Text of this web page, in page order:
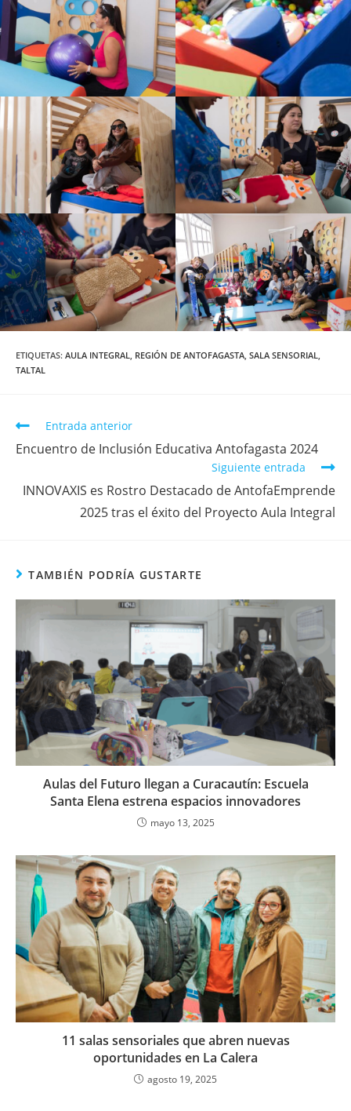
ETIQUETAS: AULA INTEGRAL REGIÓN DE ANTOFAGASTA SALA SENSORIAL
TALTAL
Entrada anterior
Encuentro de Inclusión Educativa Antofagasta 2024
Siguiente entrada
INNOVAXIS es Rostro Destacado de AntofaEmprende
2025 tras el éxito del Proyecto Aula Integral
TAMBIÉN PODRÍA GUSTARTE
Aulas del Futuro llegan a Curacautín: Escuela
Santa Elena estrena espacios innovadores
mayo 13, 2025
11 salas sensoriales que abren nuevas
oportunidades en La Calera
agosto 19, 2025